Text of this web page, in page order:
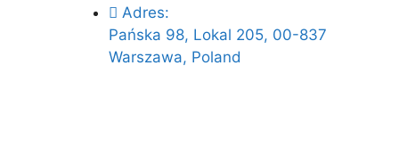
Adres:
Pańska 98, Lokal 205, 00-837
Warszawa, Poland